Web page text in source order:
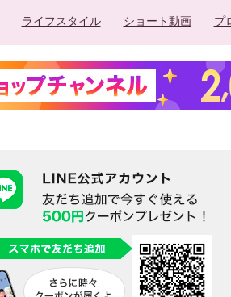
ライフスタイル ショート動画 プ